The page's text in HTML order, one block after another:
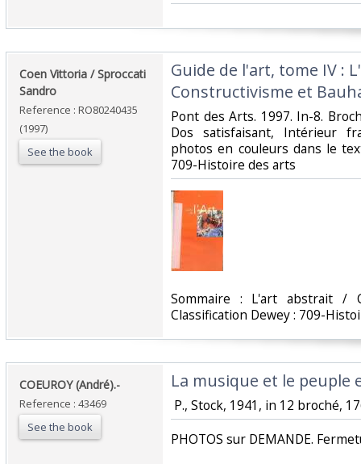
‎Coen Vittoria / Sproccati
Sandro‎
Reference : RO80240435
(1997)
See the book
‎Guide de l'art, tome IV :
Constructivisme et
‎Pont des Arts. 1997. In-8.
Dos satisfaisant, Intérieur
photos en couleurs dans le
709-Histoire des arts‎
‎Sommaire : L'art abstrait /
Classification Dewey : 709-
‎COEUROY (André).-‎
Reference : 43469
See the book
‎La musique et le peuple
P., Stock, 1941, in 12 broché,
‎PHOTOS sur DEMANDE.